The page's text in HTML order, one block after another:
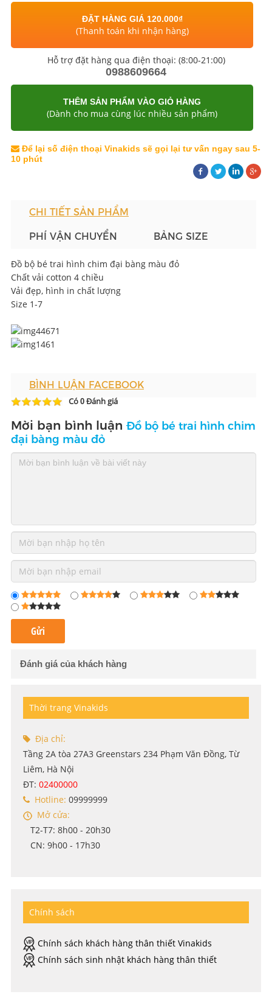
ĐẶT HÀNG GIÁ 120.000₫
(Thanh toán khi nhận hàng)
Hỗ trợ đặt hàng qua điện thoại: (8:00-21:00)
0988609664
THÊM SẢN PHẨM VÀO GIỎ HÀNG
(Dành cho mua cùng lúc nhiều sản phẩm)
Để lại số điện thoại Vinakids sẽ gọi lại tư vấn ngay sau 5-
10 phút
CHI TIẾT SẢN PHẨM
PHÍ VẬN CHUYỂN BẢNG SIZE
Đồ bộ bé trai hình chim đại bàng màu đỏ
Chất vải cotton 4 chiều
Vải đẹp, hình in chất lượng
Size 1-7
BÌNH LUẬN FACEBOOK
Có 0 Đánh giá
Mời bạn bình luận Đồ bộ bé trai hình chim
đại bàng màu đỏ
Đánh giá của khách hàng
Thời trang Vinakids
Địa chỉ:
Tầng 2A tòa 27A3 Greenstars 234 Phạm Văn Đồng, Từ
Liêm, Hà Nội
ĐT: 02400000
Hotline: 09999999
Mở cửa:
T2-T7: 8h00 - 20h30
CN: 9h00 - 17h30
Chính sách
Chính sách khách hàng thân thiết Vinakids
Chính sách sinh nhật khách hàng thân thiết